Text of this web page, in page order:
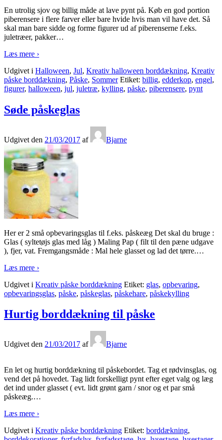
En utrolig sjov og billig måde at lave pynt på. Køb en god portion
piberensere i flere farver eller bare hvide hvis man vil have det. Så
skal man bare sidde og forme figurer ud af piberenserne f.eks.
juletræer, pakker…
Læs mere ›
Udgivet i Halloween, Jul, Kreativ halloween borddækning, Kreativ
påske borddækning, Påske, SommerEtiket: billig, edderkop, engel,
figurer, halloween, jul, juletræ, kylling, påske, piberensere, pynt
Søde påskeglas
Udgivet den 21/03/2017 af Bjarne
Her er 2 små opbevaringsglas til f.eks. påskeæg Det skal du bruge :
Glas ( syltetøjs glas med låg ) Maling Pap ( filt til den pæne udgave
), fjer, vat. Fremgangsmåde : Mal hele glasset og lad det tørre.…
Læs mere ›
Udgivet i Kreativ påske borddækning Etiket: glas, opbevaring,
opbevaringsglas, påske, påskeglas, påskehare, påskekylling
Hurtig borddækning til påske
Udgivet den 21/03/2017 af Bjarne
En let og hurtig borddækning til påskebordet. Tag et rødvinsglas, og
vend det på hovedet. Tag lidt forskelligt pynt efter eget valg og læg
det ind under glasset ( evt. lidt grønt garn / snor og et par små
påskeæg.…
Læs mere ›
Udgivet i Kreativ påske borddækning Etiket: borddækning,